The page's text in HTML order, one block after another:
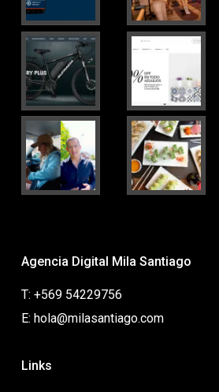
Agencia Digital Mila Santiago
T: +569 54229756
E: hola@milasantiago.com
Links